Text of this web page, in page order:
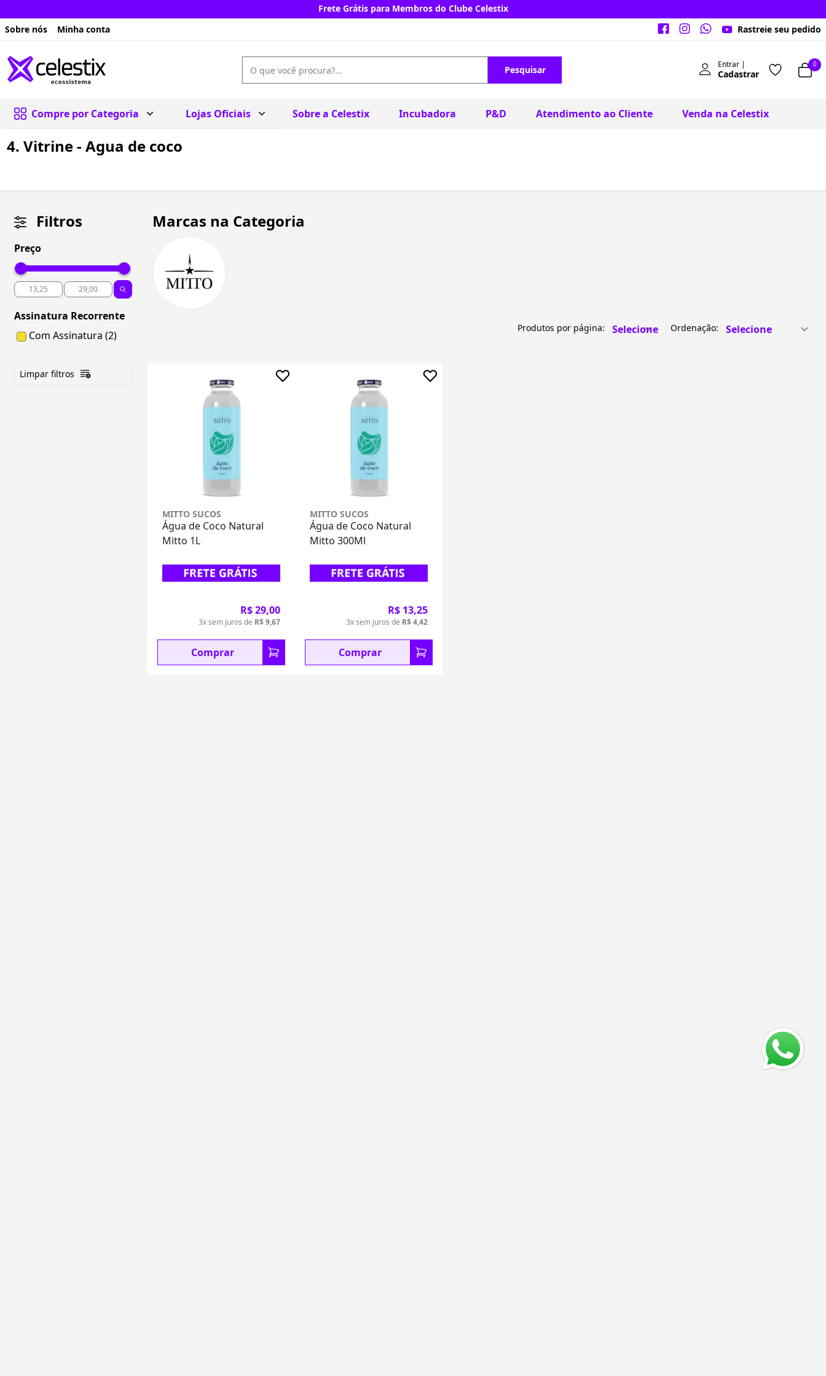
Frete Grátis para Membros do Clube Celestix
Sobre nós
Minha conta Rastreie seu pedido
Pesquisar Entrar |
Cadastrar
0
Compre por Categoria Lojas Oficiais Sobre a Celestix Incubadora P&D Atendimento ao Cliente Venda na Celestix
4. Vitrine - Agua de coco
Filtros
Preço
Assinatura Recorrente
Com Assinatura (2)
Limpar filtros
Marcas na Categoria
Produtos por página: Ordenação:
MITTO SUCOS
Água de Coco Natural
Mitto 1L
R$ 29,00
3x sem juros de R$ 9,67
Comprar
MITTO SUCOS
Água de Coco Natural
Mitto 300Ml
R$ 13,25
3x sem juros de R$ 4,42
Comprar